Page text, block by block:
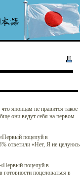
японцам не нравится такое
они ведут себя на первом
поцелуй в
ответили «Нет, Я не целуюсь
поцелуй в
готовности поцеловаться в